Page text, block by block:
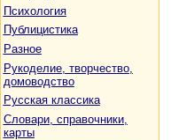
Психология
Публицистика
Разное
Рукоделие, творчество,
домоводство
Русская классика
Словари, справочники,
карты